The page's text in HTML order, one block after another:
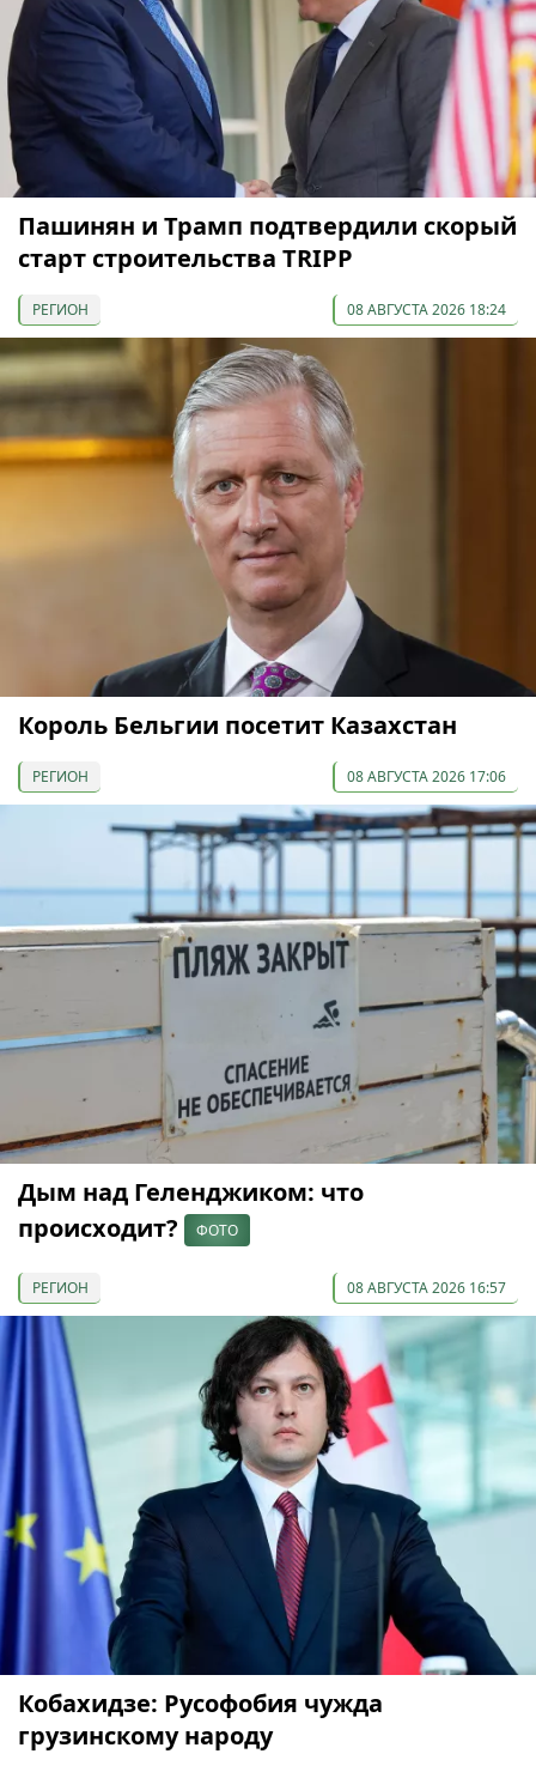
Пашинян и Трамп подтвердили скорый
старт строительства TRIPP
РЕГИОН 08 АВГУСТА 2026 18:24
Король Бельгии посетит Казахстан
РЕГИОН 08 АВГУСТА 2026 17:06
Дым над Геленджиком: что
происходит?
ФОТО
РЕГИОН 08 АВГУСТА 2026 16:57
Кобахидзе: Русофобия чужда
грузинскому народу